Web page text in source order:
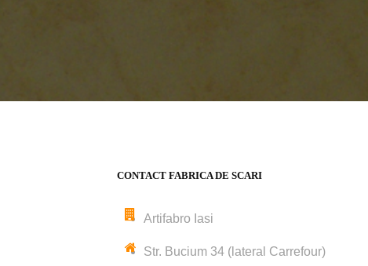
CONTACT FABRICA DE SCARI
Artifabro Iasi
Str. Bucium 34 (lateral Carrefour)